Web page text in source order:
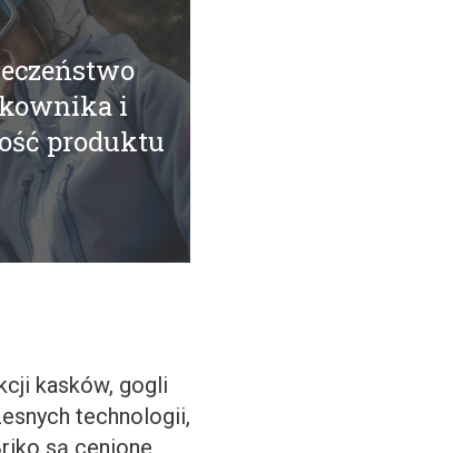
i
produktu
kasków, gogli
technologii,
są cenione